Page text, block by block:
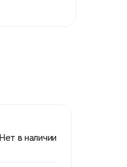
Нет в наличии